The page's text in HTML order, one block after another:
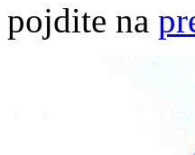
pojdite na